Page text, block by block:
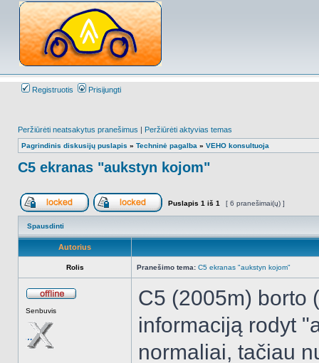
Registruotis Prisijungti
Peržiūrėti neatsakytus pranešimus | Peržiūrėti aktyvias temas
Pagrindinis diskusijų puslapis » Techninė pagalba » VEHO konsultuoja
C5 ekranas "aukstyn kojom"
Forumas užrakintas Ši tema užrakinta, jūs negalite redaguoti
Puslapis 1 iš 1 [ 6 pranešimai(ų) ]
Spausdinti
Autorius
Rolis Pranešimo tema: C5 ekranas "aukstyn kojom"
Senbuvis
C5 (2005m) borto
informaciją rodyt
normaliai, tačiau